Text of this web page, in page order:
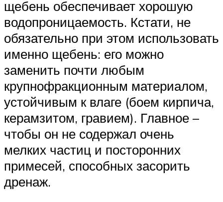
щебень обеспечивает хорошую
водопроницаемость. Кстати, не
обязательно при этом использовать
именно щебень: его можно
заменить почти любым
крупнофракционным материалом,
устойчивым к влаге (боем кирпича,
керамзитом, гравием). Главное –
чтобы он не содержал очень
мелких частиц и посторонних
примесей, способных засорить
дренаж.